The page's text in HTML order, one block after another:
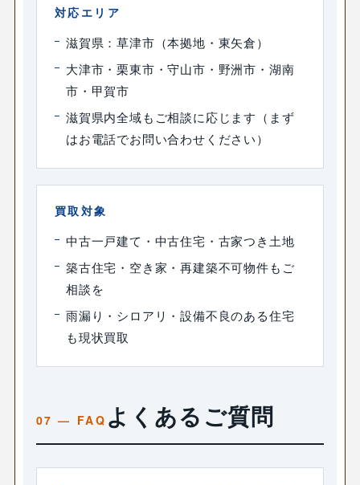
対応エリア
滋賀県：草津市（本拠地・東矢倉）
大津市・栗東市・守山市・野洲市・湖南
市・甲賀市
滋賀県内全域もご相談に応じます（まず
はお電話でお問い合わせください）
買取対象
中古一戸建て・中古住宅・古家つき土地
築古住宅・空き家・再建築不可物件もご
相談を
雨漏り・シロアリ・設備不良のある住宅
も現状買取
よくあるご質問